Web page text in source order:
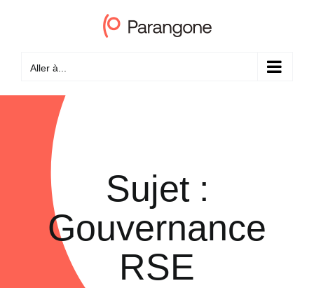
Aller à...
Sujet :
Gouvernance
RSE